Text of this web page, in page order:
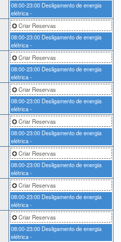
08:00-23:00 Desligamento de energia
elétrica -
Criar Reservas
08:00-23:00 Desligamento de energia
elétrica -
Criar Reservas
08:00-23:00 Desligamento de energia
elétrica -
Criar Reservas
08:00-23:00 Desligamento de energia
elétrica -
Criar Reservas
08:00-23:00 Desligamento de energia
elétrica -
Criar Reservas
08:00-23:00 Desligamento de energia
elétrica -
Criar Reservas
08:00-23:00 Desligamento de energia
elétrica -
Criar Reservas
08:00-23:00 Desligamento de energia
elétrica -